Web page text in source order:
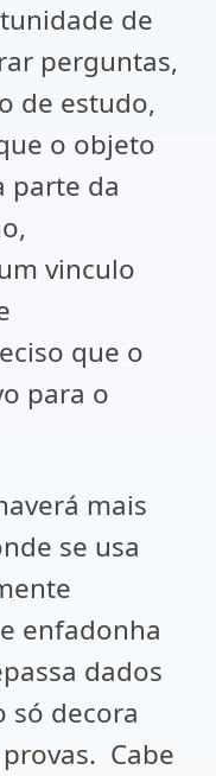
de
perguntas,
de estudo,
o objeto
parte da
vinculo
que o
para o
mais
se usa
enfadonha
dados
só decora
Cabe